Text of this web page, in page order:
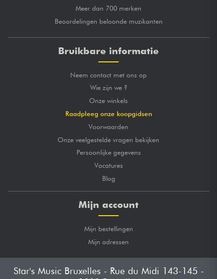
Meer dan 700 merken
Beoordelingen beloonde muzikanten
Bruikbare informatie
Neem contact met ons op
Wie zijn we ?
Onze winkels
Raadpleeg onze koopgidsen
Voorwaarden
Onze veelgestelde vragen bekijken
Persoonlijke gegevens
Vacatures
Blog
Mijn account
Mijn bestellingen
Mijn adressen
Star's Music Bruxelles - Rue du Midi 143-145 -